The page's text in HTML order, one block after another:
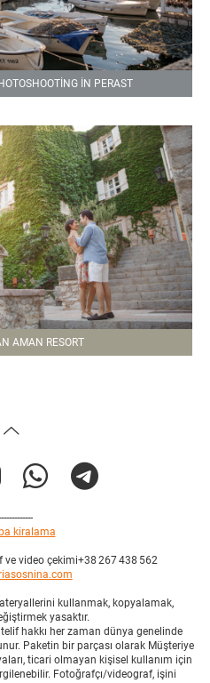
IN PERAST
AMAN RESORT
kiralama
ve video çekimi+38 267 438 562
kullanmak, kopyalamak,
yasaktır.
hakkı her zaman dünya genelinde
Paketin bir parçası olarak Müşteriye
ticari olmayan kişisel kullanım için
Fotoğrafçı/videograf, işini